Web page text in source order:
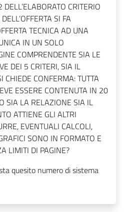
CRITERIO
SI FA
TECNICA AD UNA
IN UN SOLO
COMPRENDENTE SIA LE
DEI 5 CRITERI, SIA IL
CHIEDE CONFERMA: TUTTA
ESSERE CONTENUTA IN 20
SIA LA RELAZIONE SIA IL
ATTIENE GLI ALTRI
EVENTUALI CALCOLI,
SONO IN FORMATO E
LIMITI DI PAGINE?
quesito numero di sistema